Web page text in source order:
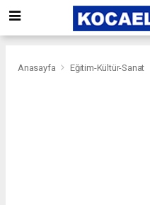
Anasayfa Eğitim-Kültür-Sanat